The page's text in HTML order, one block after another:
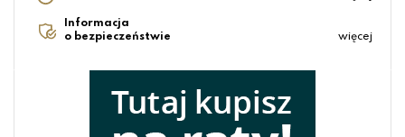
Informacja
o bezpieczeństwie
więcej